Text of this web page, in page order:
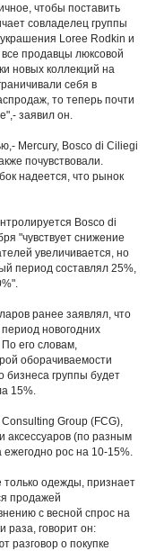
чтобы поставить
совладелец группы
Loree Rodkin и
продавцы люксовой
новых коллекций на
себя в
то теперь почти
заявил он.
Mercury, Bosco di Ciliegi
почувствовали.
надеется, что рынок
Bosco di
"чувствует снижение
увеличивается, но
период составлял 25%,
ранее заявлял, что
новогодних
его словам,
оборачиваемости
бизнеса группы будет
15%.
Group (FCG),
аксессуаров (по разным
ежегодно рос на 10-15%.
только одежды, признает
продажей
с весной спрос на
раза, говорит он:
разговор о покупке